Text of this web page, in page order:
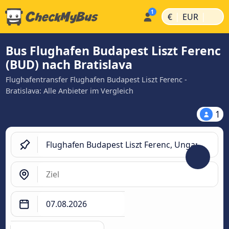
€ | EUR |
Bus Flughafen Budapest Liszt Ferenc
(BUD) nach Bratislava
Flughafentransfer Flughafen Budapest Liszt Ferenc -
Bratislava: Alle Anbieter im Vergleich
1